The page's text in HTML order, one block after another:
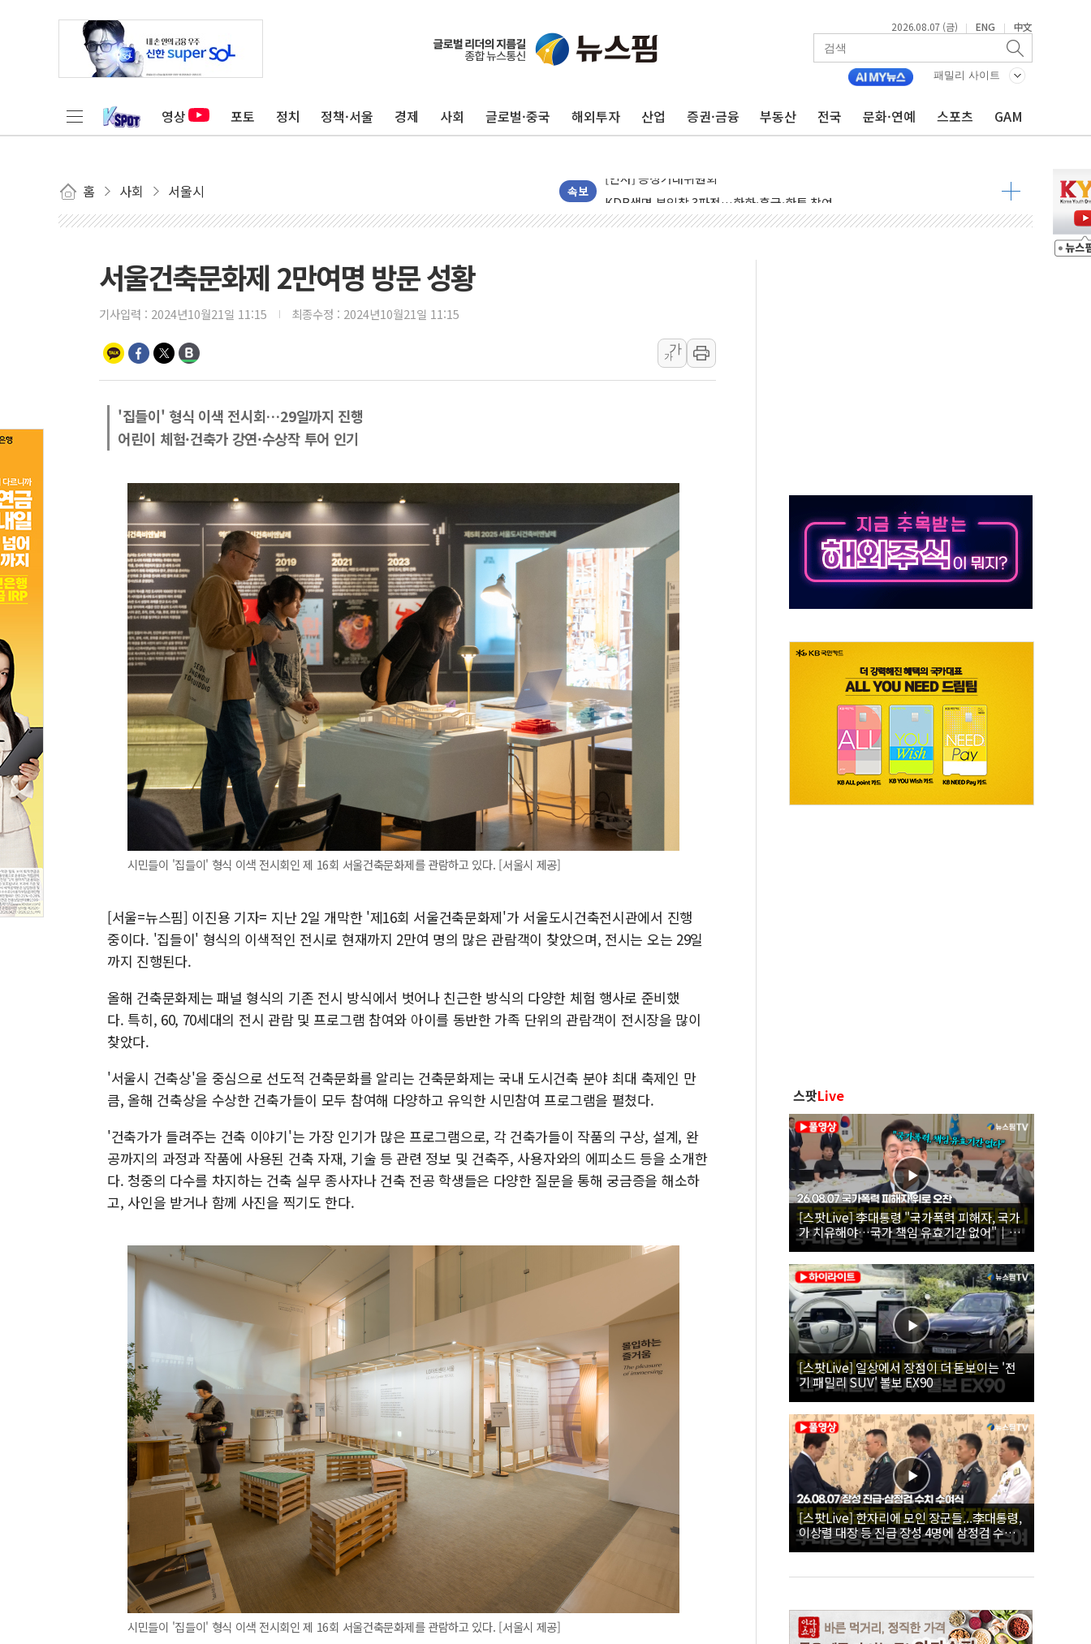
2026.08.07 (금) | ENG | 中文
패밀리 사이트
영상 포토 정치 정책·서울 경제 사회 글로벌·중국 해외투자 산업 증권·금융 부동산 전국 문화·연예 스포츠 GAM
홈 사회 서울시 속보
서울 재건축·재개발 정상화시 5년 내 9만가구 순증...이주 대란도 제한적
KDB생명 본입찰 3파전…한화·흥국·한투 참여
반도체공학회 "R&D직 주 52시간제 개선해야…기술격차 확대 막아야"
현대카드, 박재범·실리카겔 등 8~9월 공연 라인업 공개
깊이가 다른 글로벌 투자 정보 GAM - 맛보기편 (8/7)
"호남 없이 민주 당권 없다"...송영길·정청래·김민석, 호남 경선 앞두고 총력전
SK하이닉스, 주주환원 속도…"3분기 추가 방안 발표"
준공업지역 용적률 400% 적용하니…재건축보다 재개발 사업성 개선↑
현대해상, 유튜브 양육 콘텐츠 '소셜아이어워드' 대상 수상
[컨콜] 롯데케미칼, "LPG 투입 비중 37%…하반기 확대 추진"
대형 저축은행 4%대 예금 사라진다, OK·애큐온·페퍼만 남아
서울 노원 40.2도…8년 만에 서울서 40도 넘어
한전, 한전기술지주 출범…에너지 유니콘기업 본격 육성
서울건축문화제 2만여명 방문 성황
기사입력 : 2024년10월21일 11:15 최종수정 : 2024년10월21일 11:15
가
가
'집들이' 형식 이색 전시회…29일까지 진행
어린이 체험·건축가 강연·수상작 투어 인기
시민들이 '집들이' 형식 이색 전시회인 제 16회 서울건축문화제를 관람하고 있다. [서울시 제공]
[서울=뉴스핌] 이진용 기자= 지난 2일 개막한 '제16회 서울건축문화제'가 서울도시건축전시관에서 진행
중이다. '집들이' 형식의 이색적인 전시로 현재까지 2만여 명의 많은 관람객이 찾았으며, 전시는 오는 29일
까지 진행된다.
올해 건축문화제는 패널 형식의 기존 전시 방식에서 벗어나 친근한 방식의 다양한 체험 행사로 준비했
다. 특히, 60, 70세대의 전시 관람 및 프로그램 참여와 아이를 동반한 가족 단위의 관람객이 전시장을 많이
찾았다.
'서울시 건축상'을 중심으로 선도적 건축문화를 알리는 건축문화제는 국내 도시건축 분야 최대 축제인 만
큼, 올해 건축상을 수상한 건축가들이 모두 참여해 다양하고 유익한 시민참여 프로그램을 펼쳤다.
'건축가가 들려주는 건축 이야기'는 가장 인기가 많은 프로그램으로, 각 건축가들이 작품의 구상, 설계, 완
공까지의 과정과 작품에 사용된 건축 자재, 기술 등 관련 정보 및 건축주, 사용자와의 에피소드 등을 소개한
다. 청중의 다수를 차지하는 건축 실무 종사자나 건축 전공 학생들은 다양한 질문을 통해 궁금증을 해소하
고, 사인을 받거나 함께 사진을 찍기도 한다.
시민들이 '집들이' 형식 이색 전시회인 제 16회 서울건축문화제를 관람하고 있다. [서울시 제공]
스팟Live
[스팟Live] 李대통령 "국가폭력 피해자, 국가
가 치유해야…국가 책임 유효기간 없어"｜
26.08.07 국가폭력 피해자 위로 오찬
[스팟Live] 일상에서 장점이 더 돋보이는 '전
기 패밀리 SUV' 볼보 EX90
[스팟Live] 한자리에 모인 장군들...李대통령,
이상렬 대장 등 진급 장성 4명에 삼정검 수치
직접 수여｜26.08.07 장성 진급·삼정검 수치